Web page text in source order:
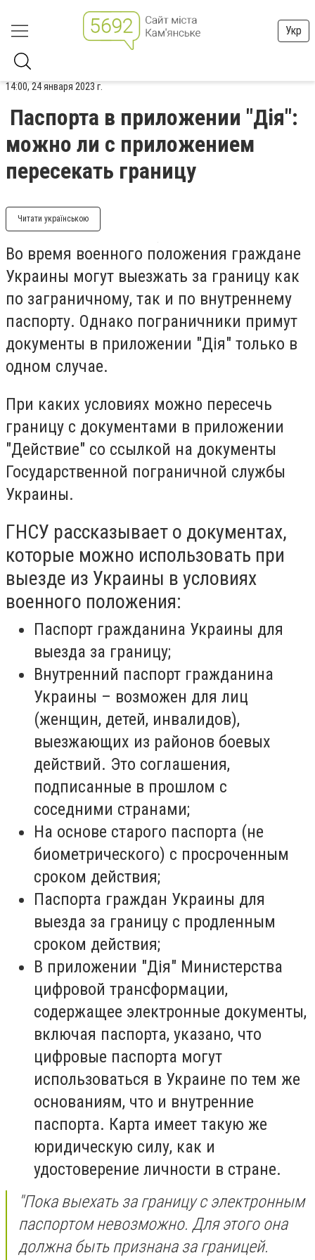
Укр
14:00, 24 января 2023 г.
Паспорта в приложении "Дія":
можно ли с приложением
пересекать границу
Читати українською
Во время военного положения граждане
Украины могут выезжать за границу как
по заграничному, так и по внутреннему
паспорту. Однако пограничники примут
документы в приложении "Дія" только в
одном случае.
При каких условиях можно пересечь
границу с документами в приложении
"Действие" со ссылкой на документы
Государственной пограничной службы
Украины.
ГНСУ рассказывает о документах,
которые можно использовать при
выезде из Украины в условиях
военного положения:
Паспорт гражданина Украины для
выезда за границу;
Внутренний паспорт гражданина
Украины – возможен для лиц
(женщин, детей, инвалидов),
выезжающих из районов боевых
действий. Это соглашения,
подписанные в прошлом с
соседними странами;
На основе старого паспорта (не
биометрического) с просроченным
сроком действия;
Паспорта граждан Украины для
выезда за границу с продленным
сроком действия;
В приложении "Дія" Министерства
цифровой трансформации,
содержащее электронные документы,
включая паспорта, указано, что
цифровые паспорта могут
использоваться в Украине по тем же
основаниям, что и внутренние
паспорта. Карта имеет такую же
юридическую силу, как и
удостоверение личности в стране.
"Пока выехать за границу с электронным
паспортом невозможно. Для этого она
должна быть признана за границей.